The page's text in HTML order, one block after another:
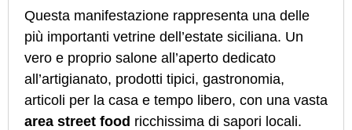
Questa manifestazione rappresenta una delle
più importanti vetrine dell’estate siciliana. Un
vero e proprio salone all’aperto dedicato
all’artigianato, prodotti tipici, gastronomia,
articoli per la casa e tempo libero, con una vasta
area street food ricchissima di sapori locali.